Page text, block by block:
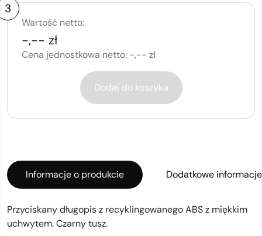
3
Wartość netto:
-,-- zł
Cena jednostkowa netto: -,-- zł
Dodaj do koszyka
Informacje o produkcie Dodatkowe informacje
Przyciskany długopis z recyklingowanego ABS z miękkim
uchwytem. Czarny tusz.